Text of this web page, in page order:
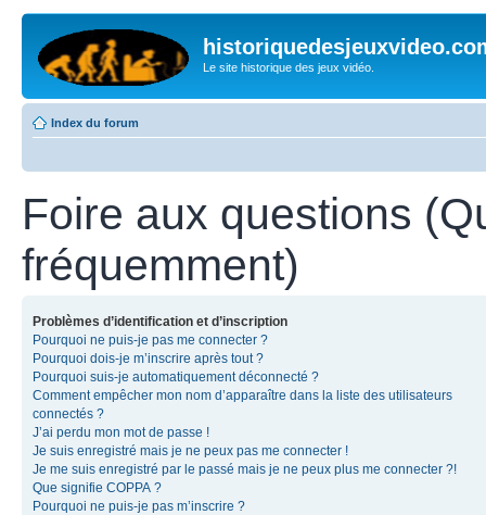
Le site historique des jeux vidéo.
Index du forum
Foire aux questions
fréquemment)
Problèmes d’identification et d’inscription
Pourquoi ne puis-je pas me connecter ?
Pourquoi dois-je m’inscrire après tout ?
Pourquoi suis-je automatiquement déconnecté ?
Comment empêcher mon nom d’apparaître dans la liste des utilisateurs
connectés ?
J’ai perdu mon mot de passe !
Je suis enregistré mais je ne peux pas me connecter !
Je me suis enregistré par le passé mais je ne peux plus me connecter ?!
Que signifie COPPA ?
Pourquoi ne puis-je pas m’inscrire ?